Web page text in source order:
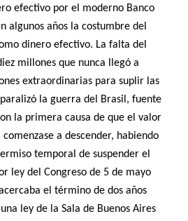
efectivo por el moderno Banco
algunos años la costumbre del
dinero efectivo. La falta del
millones que nunca llegó a
extraordinarias para suplir las
la guerra del Brasil, fuente
la primera causa de que el valor
a descender, habiendo
temporal de suspender el
ley del Congreso de 5 de mayo
el término de dos años
ley de la Sala de Buenos Aires